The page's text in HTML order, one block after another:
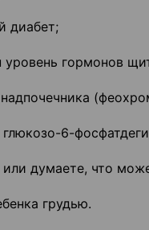
диабет;
уровень гормонов
6-
думаете, что
грудью.